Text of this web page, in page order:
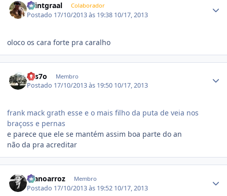
Saintgraal Colaborador
Postado 17/10/2013 às 19:38 10/17, 2013
oloco os cara forte pra caralho
7es7o Membro
Postado 17/10/2013 às 19:50 10/17, 2013
frank mack grath esse e o mais filho da puta de veia nos
braçoss e pernas
e parece que ele se mantém assim boa parte do an
não da pra acreditar
manoarroz Membro
Postado 17/10/2013 às 19:52 10/17, 2013